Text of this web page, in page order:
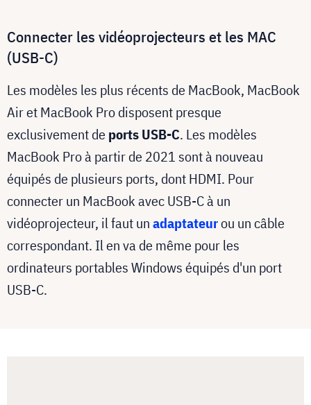
Connecter les vidéoprojecteurs et les MAC
(USB-C)
Les modèles les plus récents de MacBook, MacBook
Air et MacBook Pro disposent presque
exclusivement de ports USB-C. Les modèles
MacBook Pro à partir de 2021 sont à nouveau
équipés de plusieurs ports, dont HDMI. Pour
connecter un MacBook avec USB-C à un
vidéoprojecteur, il faut unadaptateurou un câble
correspondant. Il en va de même pour les
ordinateurs portables Windows équipés d'un port
USB-C.